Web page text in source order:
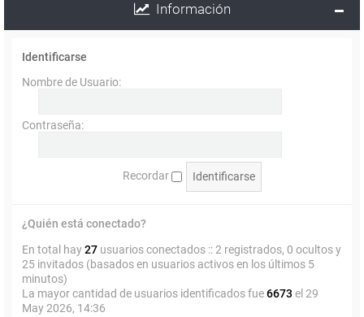
Información
Identificarse
Nombre de Usuario:
Contraseña:
Recordar
¿Quién está conectado?
En total hay27 usuarios conectados :: 2 registrados, 0 ocultos y
25 invitados (basados en usuarios activos en los últimos 5
minutos)
La mayor cantidad de usuarios identificados fue6673 el 29
May 2026, 14:36